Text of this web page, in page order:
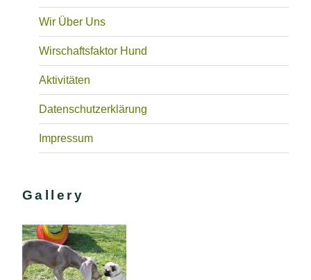
Wir Über Uns
Wirschaftsfaktor Hund
Aktivitäten
Datenschutzerklärung
Impressum
Gallery